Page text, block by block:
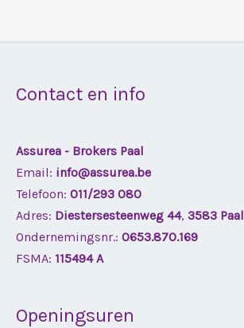
Contact en info
Assurea - Brokers Paal
Email: info@assurea.be
Telefoon: 011/293 080
Adres: Diestersesteenweg 44, 3583 Paal
Ondernemingsnr.: 0653.870.169
FSMA: 115494 A
Openingsuren